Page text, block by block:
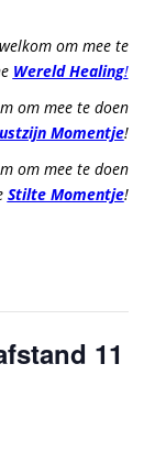
om mee te
Wereld Healing!
om mee te doen
Momentje!
om mee te doen
Stilte Momentje!
11